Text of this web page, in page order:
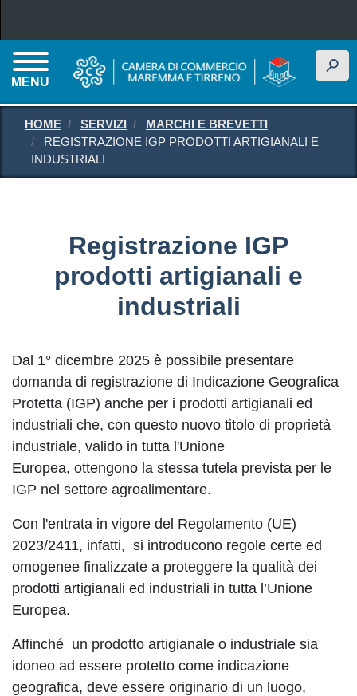
MENU
h
HOME SERVIZI
MARCHI E BREVETTI
REGISTRAZIONE IGP PRODOTTI ARTIGIANALI E
INDUSTRIALI
Registrazione IGP
prodotti artigianali e
industriali
Dal 1° dicembre 2025 è possibile presentare
domanda di registrazione di Indicazione Geografica
Protetta (IGP) anche per i prodotti artigianali ed
industriali che, con questo nuovo titolo di proprietà
industriale, valido in tutta l'Unione
Europea, ottengono la stessa tutela prevista per le
IGP nel settore agroalimentare.
Con l'entrata in vigore del Regolamento (UE)
2023/2411, infatti, si introducono regole certe ed
omogenee finalizzate a proteggere la qualità dei
prodotti artigianali ed industriali in tutta l’Unione
Europea.
Affinché un prodotto artigianale o industriale sia
idoneo ad essere protetto come indicazione
geografica, deve essere originario di un luogo,